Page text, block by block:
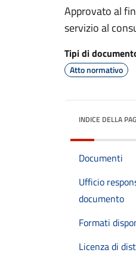
Approvato al
servizio al
Tipi di
Atto normativo
INDICE DELLA
Documenti
Ufficio
documento
Formati
Licenza di